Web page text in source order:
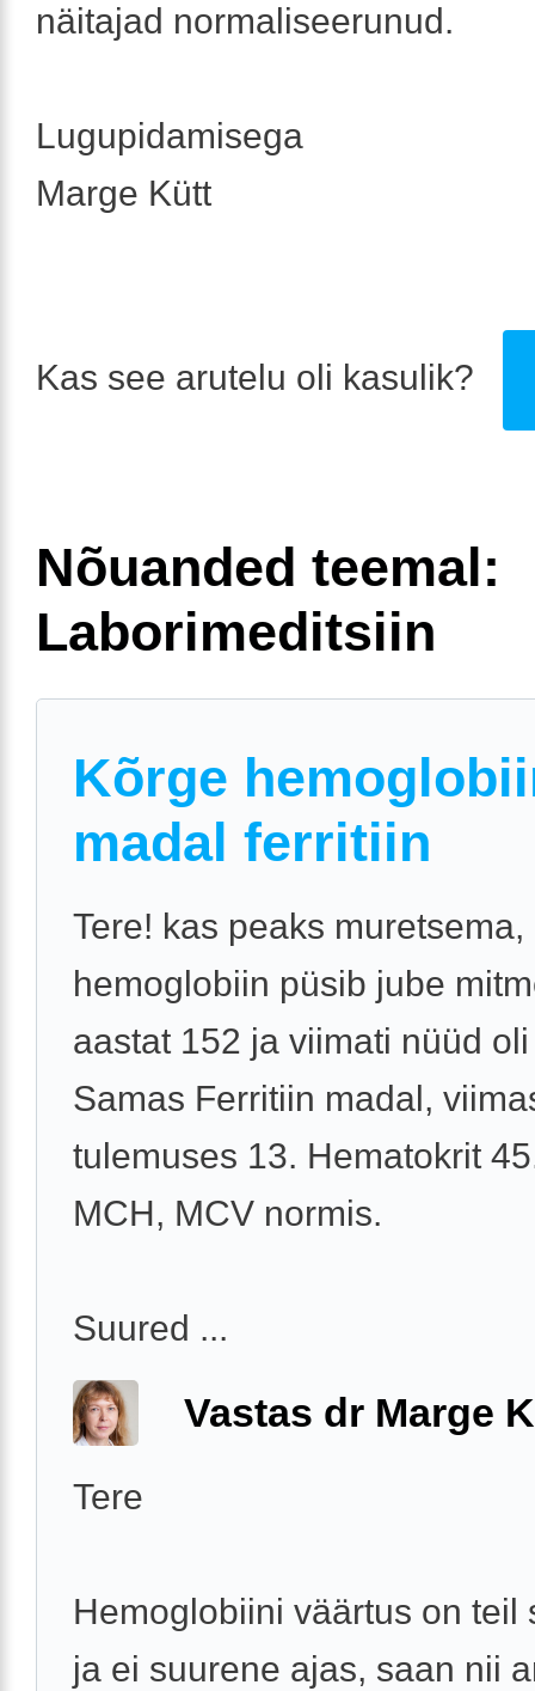
näitajad normaliseerunud.
Lugupidamisega
Marge Kütt
Kas see arutelu oli kasulik?
Nõuanded teemal:
Laborimeditsiin
Kõrge
madal ferritiin
Tere! kas peaks muretsema,
hemoglobiin püsib jube
aastat 152 ja viimati nüüd
Samas Ferritiin madal,
tulemuses 13. Hematokrit
MCH, MCV normis.
Suured ...
Vastas dr Marge
Tere
Hemoglobiini väärtus on teil
ja ei suurene ajas, saan nii